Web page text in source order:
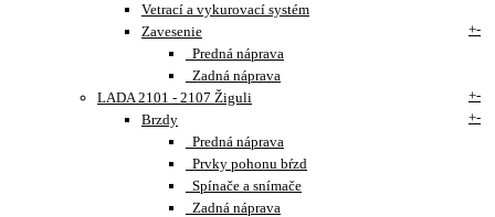
Vetrací a vykurovací systém
Zavesenie
+-
Predná náprava
Zadná náprava
LADA 2101 - 2107 Žiguli
+-
Brzdy
+-
Predná náprava
Prvky pohonu bŕzd
Spínače a snímače
Zadná náprava